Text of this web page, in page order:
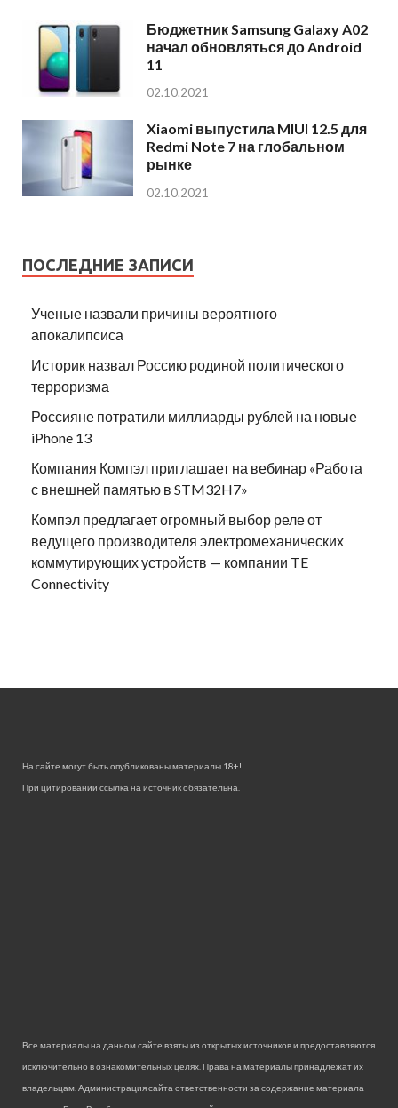
Бюджетник Samsung Galaxy A02
начал обновляться до Android
11
02.10.2021
Xiaomi выпустила MIUI 12.5 для
Redmi Note 7 на глобальном
рынке
02.10.2021
ПОСЛЕДНИЕ ЗАПИСИ
Ученые назвали причины вероятного
апокалипсиса
Историк назвал Россию родиной политического
терроризма
Россияне потратили миллиарды рублей на новые
iPhone 13
Компания Компэл приглашает на вебинар «Работа
с внешней памятью в STM32H7»
Компэл предлагает огромный выбор реле от
ведущего производителя электромеханических
коммутирующих устройств — компании TE
Connectivity
На сайте могут быть опубликованы материалы 18+!
При цитировании ссылка на источник обязательна.
Все материалы на данном сайте взяты из открытых источников и предоставляются
исключительно в ознакомительных целях. Права на материалы принадлежат их
владельцам. Администрация сайта ответственности за содержание материала